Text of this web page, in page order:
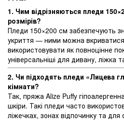
1. Чим відрізняються пледи
розмірів?
Пледи 150×200 см забезпечують
укриття — ними можна
використовувати як повноцінне
універсальніші для дивану, ліжка
2. Чи підходять пледи «Лицева
кімнати?
Так, пряжа Alize Puffy
шкіри. Такі пледи часто
ліжечках, зонах відпочинку та